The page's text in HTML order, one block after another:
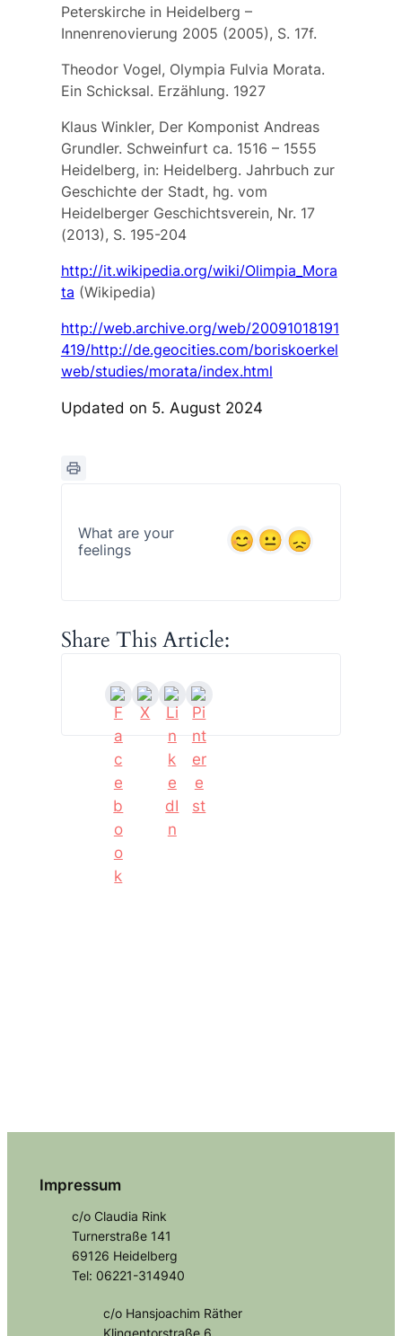
Peterskirche in Heidelberg –
Innenrenovierung 2005 (2005), S. 17f.
Theodor Vogel, Olympia Fulvia Morata.
Ein Schicksal. Erzählung. 1927
Klaus Winkler, Der Komponist Andreas
Grundler. Schweinfurt ca. 1516 – 1555
Heidelberg, in: Heidelberg. Jahrbuch zur
Geschichte der Stadt, hg. vom
Heidelberger Geschichtsverein, Nr. 17
(2013), S. 195-204
http://it.wikipedia.org/wiki/Olimpia_Mora
ta (Wikipedia)
http://web.archive.org/web/20091018191
419/http://de.geocities.com/boriskoerkel
web/studies/morata/index.html
Updated on 5. August 2024
What are your
feelings
Share This Article:
Impressum
c/o Claudia Rink
Turnerstraße 141
69126 Heidelberg
Tel: 06221-314940
c/o Hansjoachim Räther